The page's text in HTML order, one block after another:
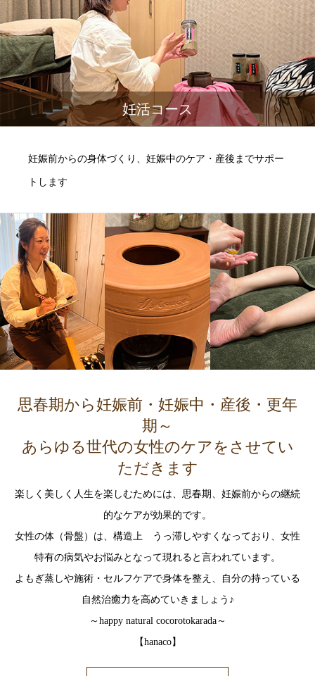
妊活コース
妊娠前からの身体づくり、妊娠中のケア・産後までサポー
トします
思春期から妊娠前・妊娠中・産後・更年
期～
あらゆる世代の女性のケアをさせてい
ただきます
楽しく美しく人生を楽しむためには、思春期、妊娠前からの継続
的なケアが効果的です。
女性の体（骨盤）は、構造上 うっ滞しやすくなっており、女性
特有の病気やお悩みとなって現れると言われています。
よもぎ蒸しや施術・セルフケアで身体を整え、自分の持っている
自然治癒力を高めていきましょう♪
～happy natural cocorotokarada～
【hanaco】